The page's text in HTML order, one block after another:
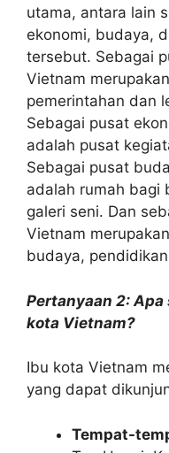
utama, antara lain
ekonomi, budaya,
tersebut. Sebagai
Vietnam
pemerintahan dan
Sebagai pusat
adalah pusat
Sebagai pusat
adalah rumah bagi
galeri seni. Dan
Vietnam
budaya,
Pertanyaan 2:
kota Vietnam?
Ibu kota Vietnam
yang dapat
Tempat-